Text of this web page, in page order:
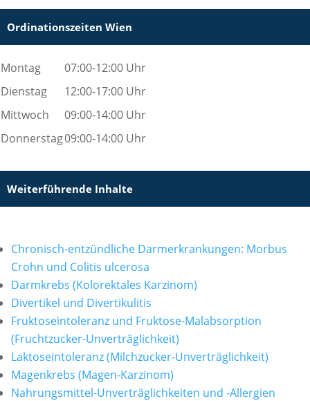
Ordinationszeiten Wien
Montag
07:00-12:00 Uhr
Dienstag
12:00-17:00 Uhr
Mittwoch
09:00-14:00 Uhr
Donnerstag09:00-14:00 Uhr
Weiterführende Inhalte
Chronisch-entzündliche Darmerkrankungen: Morbus
Crohn und Colitis ulcerosa
Darmkrebs (Kolorektales Karzinom)
Divertikel und Divertikulitis
Fruktoseintoleranz und Fruktose-Malabsorption
(Fruchtzucker-Unverträglichkeit)
Laktoseintoleranz (Milchzucker-Unverträglichkeit)
Magenkrebs (Magen-Karzinom)
Nahrungsmittel-Unverträglichkeiten und -Allergien